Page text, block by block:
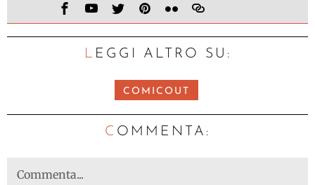
LEGGI ALTRO SU:
COMICOUT
C OMMENTA: